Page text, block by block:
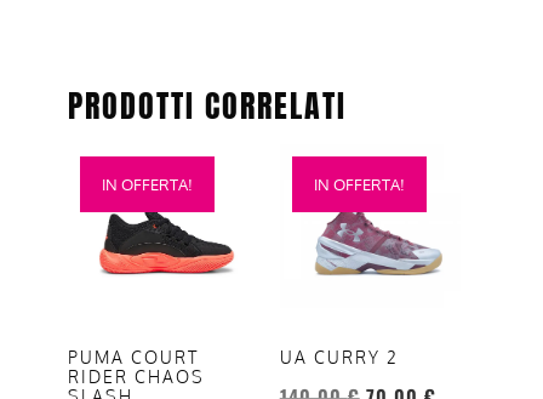
PRODOTTI CORRELATI
IN OFFERTA!
PUMA COURT
RIDER CHAOS
Questo
prodotto
opzioni
possono
IN OFFERTA!
UA CURRY 2
Questo
prodotto
opzioni